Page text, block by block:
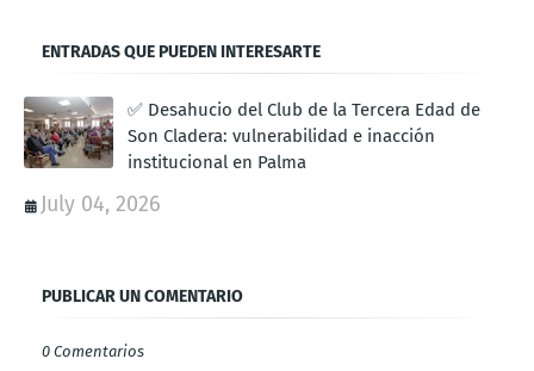
ENTRADAS QUE PUEDEN INTERESARTE
✅ Desahucio del Club de la Tercera Edad de
Son Cladera: vulnerabilidad e inacción
institucional en Palma
July 04, 2026
PUBLICAR UN COMENTARIO
0 Comentarios